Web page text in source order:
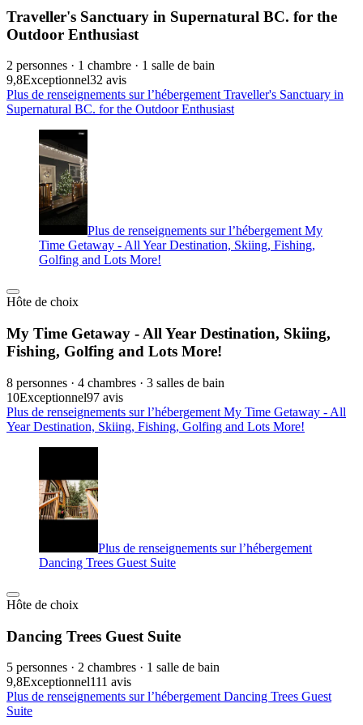
Traveller's Sanctuary in Supernatural BC. for the
Outdoor Enthusiast
2 personnes · 1 chambre · 1 salle de bain
9,8Exceptionnel32 avis
Plus de renseignements sur l’hébergement Traveller's Sanctuary in
Supernatural BC. for the Outdoor Enthusiast
Plus de renseignements sur l’hébergement My
Time Getaway - All Year Destination, Skiing, Fishing,
Golfing and Lots More!
Hôte de choix
My Time Getaway - All Year Destination, Skiing,
Fishing, Golfing and Lots More!
8 personnes · 4 chambres · 3 salles de bain
10Exceptionnel97 avis
Plus de renseignements sur l’hébergement My Time Getaway - All
Year Destination, Skiing, Fishing, Golfing and Lots More!
Plus de renseignements sur l’hébergement
Dancing Trees Guest Suite
Hôte de choix
Dancing Trees Guest Suite
5 personnes · 2 chambres · 1 salle de bain
9,8Exceptionnel111 avis
Plus de renseignements sur l’hébergement Dancing Trees Guest
Suite